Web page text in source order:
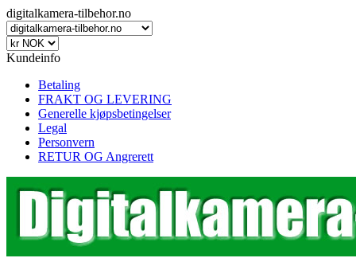
digitalkamera-tilbehor.no
Kundeinfo
Betaling
FRAKT OG LEVERING
Generelle kjøpsbetingelser
Legal
Personvern
RETUR OG Angrerett